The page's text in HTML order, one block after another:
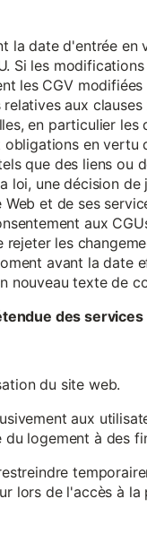
la date d'entrée
Si les
les CGV
aux
en particulier
en vertu
que des liens
loi, une décision
et de ses
aux
les
avant la date
nouveau texte de
des services
du site web.
aux
logement à des
lors de l'accès à